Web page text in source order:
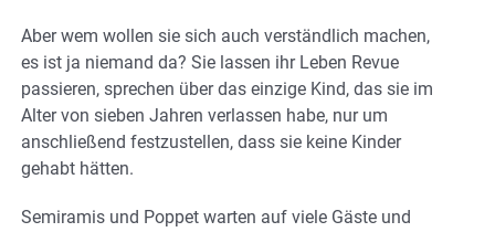
Aber wem wollen sie sich auch verständlich machen,
es ist ja niemand da? Sie lassen ihr Leben Revue
passieren, sprechen über das einzige Kind, das sie im
Alter von sieben Jahren verlassen habe, nur um
anschließend festzustellen, dass sie keine Kinder
gehabt hätten.
Semiramis und Poppet warten auf viele Gäste und